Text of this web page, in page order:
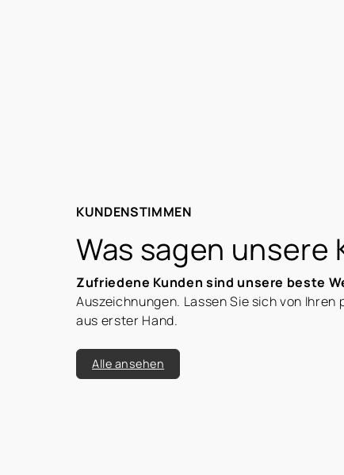
KUNDENSTIMMEN
Was sagen unsere
Zufriedene Kunden sind unsere beste
Auszeichnungen. Lassen Sie sich von
aus erster Hand.
Alle ansehen